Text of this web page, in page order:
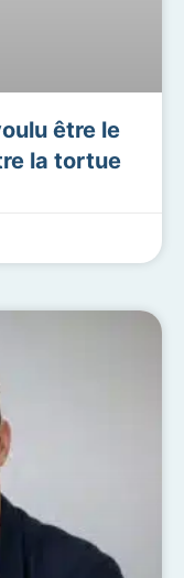
être le
la tortue